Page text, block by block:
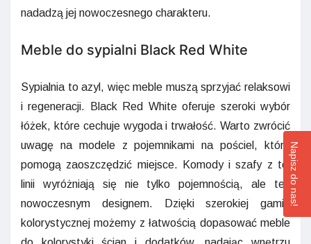
nadadzą jej nowoczesnego charakteru.
Meble do sypialni Black Red White
Sypialnia to azyl, więc meble muszą sprzyjać relaksowi
i regeneracji. Black Red White oferuje szeroki wybór
łóżek, które cechuje wygoda i trwałość. Warto zwrócić
uwagę na modele z pojemnikami na pościel, które
pomogą zaoszczędzić miejsce. Komody i szafy z tej
linii wyróżniają się nie tylko pojemnością, ale też
nowoczesnym designem. Dzięki szerokiej gamie
kolorystycznej możemy z łatwością dopasować meble
Napisz do nas!